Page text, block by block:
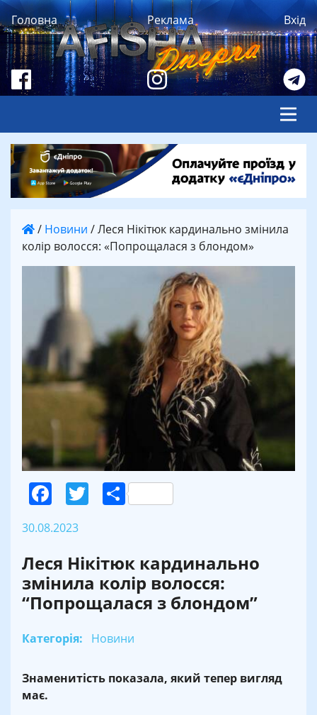
Головна Реклама Вхід
/ Новини /Леся Нікітюк кардинально змінила
колір волосся: «Попрощалася з блондом»
Facebook
Twitter
Поділитися
30.08.2023
Леся Нікітюк кардинально
змінила колір волосся:
“Попрощалася з блондом”
Категорія: Новини
Знаменитість показала, який тепер вигляд
має.